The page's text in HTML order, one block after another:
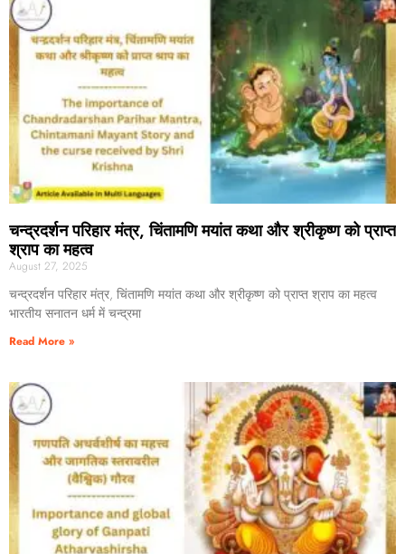
चन्द्रदर्शन परिहार मंत्र, चिंतामणि मयांत कथा और श्रीकृष्ण को प्राप्त
श्राप का महत्व
August 27, 2025
चन्द्रदर्शन परिहार मंत्र, चिंतामणि मयांत कथा और श्रीकृष्ण को प्राप्त श्राप का महत्व
भारतीय सनातन धर्म में चन्द्रमा
Read More »